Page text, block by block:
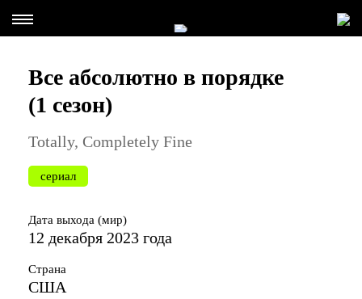
Все абсолютно в порядке
(1 сезон)
Totally, Completely Fine
сериал
Дата выхода (мир)
12 декабря 2023 года
Страна
США